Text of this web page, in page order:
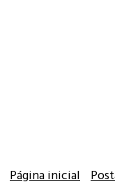
Página inicial